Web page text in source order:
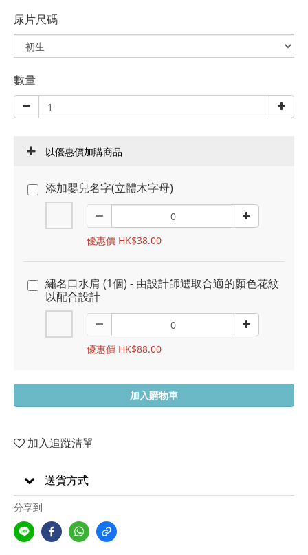
尿片尺碼
數量
以優惠價加購商品
添加嬰兒名字(立體木字母)
優惠價 HK$38.00
繡名口水肩 (1個) - 由設計師選取合適的顏色花紋
以配合設計
優惠價 HK$88.00
加入購物車
加入追蹤清單
送貨方式
分享到